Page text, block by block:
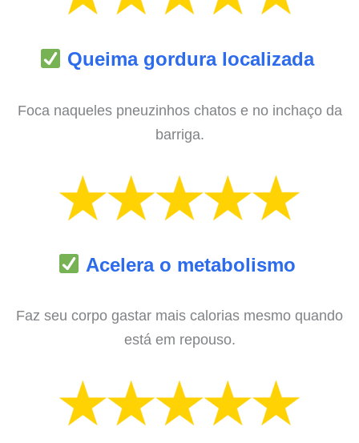
Queima gordura localizada
Foca naqueles pneuzinhos chatos e no inchaço da
barriga.
Acelera o metabolismo
Faz seu corpo gastar mais calorias mesmo quando
está em repouso.